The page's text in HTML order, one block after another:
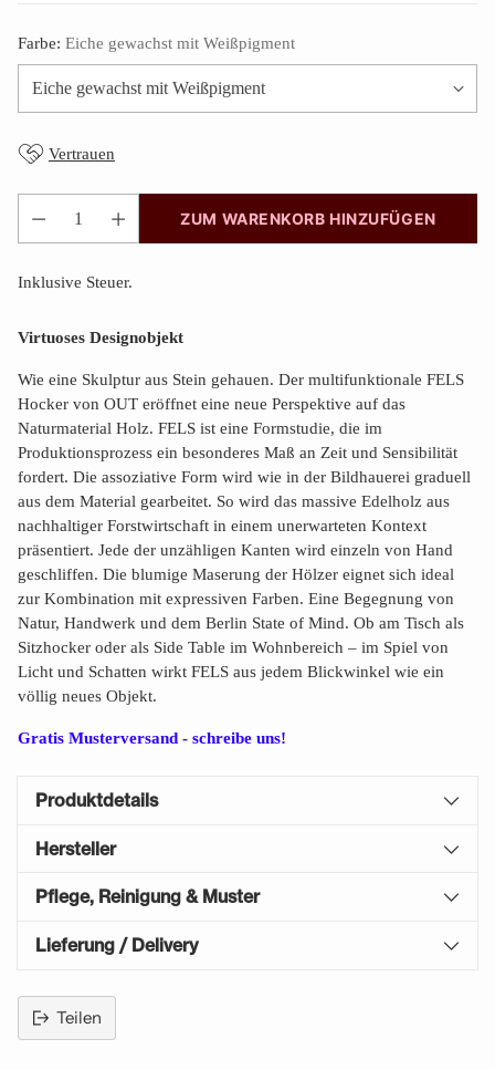
Farbe: Eiche gewachst mit Weißpigment
Vertrauen
Anzahl
ZUM WARENKORB HINZUFÜGEN
Inklusive Steuer.
Virtuoses Designobjekt
Wie eine Skulptur aus Stein gehauen. Der multifunktionale FELS
Hocker von OUT eröffnet eine neue Perspektive auf das
Naturmaterial Holz. FELS ist eine Formstudie, die im
Produktionsprozess ein besonderes Maß an Zeit und Sensibilität
fordert. Die assoziative Form wird wie in der Bildhauerei graduell
aus dem Material gearbeitet. So wird das massive Edelholz aus
nachhaltiger Forstwirtschaft in einem unerwarteten Kontext
präsentiert. Jede der unzähligen Kanten wird einzeln von Hand
geschliffen. Die blumige Maserung der Hölzer eignet sich ideal
zur Kombination mit expressiven Farben. Eine Begegnung von
Natur, Handwerk und dem Berlin State of Mind. Ob am Tisch als
Sitzhocker oder als Side Table im Wohnbereich – im Spiel von
Licht und Schatten wirkt FELS aus jedem Blickwinkel wie ein
völlig neues Objekt.
Gratis Musterversand - schreibe uns!
Produktdetails
Hersteller
Pflege, Reinigung & Muster
Lieferung / Delivery
Teilen